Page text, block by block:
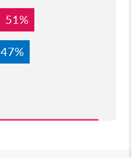
51%
47%